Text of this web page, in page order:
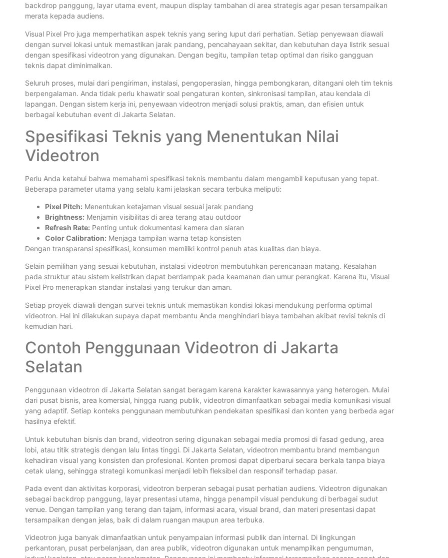
backdrop panggung, layar utama event, maupun display tambahan di area strategis agar pesan tersampaikan
merata kepada audiens.
Visual Pixel Pro juga memperhatikan aspek teknis yang sering luput dari perhatian. Setiap penyewaan diawali
dengan survei lokasi untuk memastikan jarak pandang, pencahayaan sekitar, dan kebutuhan daya listrik sesuai
dengan spesifikasi videotron yang digunakan. Dengan begitu, tampilan tetap optimal dan risiko gangguan
teknis dapat diminimalkan.
Seluruh proses, mulai dari pengiriman, instalasi, pengoperasian, hingga pembongkaran, ditangani oleh tim teknis
berpengalaman. Anda tidak perlu khawatir soal pengaturan konten, sinkronisasi tampilan, atau kendala di
lapangan. Dengan sistem kerja ini, penyewaan videotron menjadi solusi praktis, aman, dan efisien untuk
berbagai kebutuhan event di Jakarta Selatan.
Spesifikasi Teknis yang Menentukan Nilai
Videotron
Perlu Anda ketahui bahwa memahami spesifikasi teknis membantu dalam mengambil keputusan yang tepat.
Beberapa parameter utama yang selalu kami jelaskan secara terbuka meliputi:
Pixel Pitch: Menentukan ketajaman visual sesuai jarak pandang
Brightness: Menjamin visibilitas di area terang atau outdoor
Refresh Rate: Penting untuk dokumentasi kamera dan siaran
Color Calibration: Menjaga tampilan warna tetap konsisten
Dengan transparansi spesifikasi, konsumen memiliki kontrol penuh atas kualitas dan biaya.
Selain pemilihan yang sesuai kebutuhan, instalasi videotron membutuhkan perencanaan matang. Kesalahan
pada struktur atau sistem kelistrikan dapat berdampak pada keamanan dan umur perangkat. Karena itu, Visual
Pixel Pro menerapkan standar instalasi yang terukur dan aman.
Setiap proyek diawali dengan survei teknis untuk memastikan kondisi lokasi mendukung performa optimal
videotron. Hal ini dilakukan supaya dapat membantu Anda menghindari biaya tambahan akibat revisi teknis di
kemudian hari.
Contoh Penggunaan Videotron di Jakarta
Selatan
Penggunaan videotron di Jakarta Selatan sangat beragam karena karakter kawasannya yang heterogen. Mulai
dari pusat bisnis, area komersial, hingga ruang publik, videotron dimanfaatkan sebagai media komunikasi visual
yang adaptif. Setiap konteks penggunaan membutuhkan pendekatan spesifikasi dan konten yang berbeda agar
hasilnya efektif.
Untuk kebutuhan bisnis dan brand, videotron sering digunakan sebagai media promosi di fasad gedung, area
lobi, atau titik strategis dengan lalu lintas tinggi. Di Jakarta Selatan, videotron membantu brand membangun
kehadiran visual yang konsisten dan profesional. Konten promosi dapat diperbarui secara berkala tanpa biaya
cetak ulang, sehingga strategi komunikasi menjadi lebih fleksibel dan responsif terhadap pasar.
Pada event dan aktivitas korporasi, videotron berperan sebagai pusat perhatian audiens. Videotron digunakan
sebagai backdrop panggung, layar presentasi utama, hingga penampil visual pendukung di berbagai sudut
venue. Dengan tampilan yang terang dan tajam, informasi acara, visual brand, dan materi presentasi dapat
tersampaikan dengan jelas, baik di dalam ruangan maupun area terbuka.
Videotron juga banyak dimanfaatkan untuk penyampaian informasi publik dan internal. Di lingkungan
perkantoran, pusat perbelanjaan, dan area publik, videotron digunakan untuk menampilkan pengumuman,